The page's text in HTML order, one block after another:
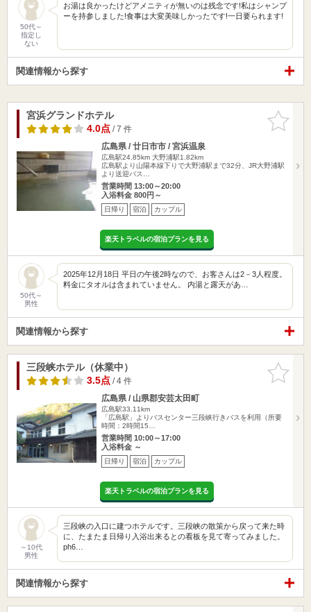
50代～
指定し
ない
お湯は良かったけどアメニティが無いのは残念です!私はシャンプ
ーを持参しました!食事は大変美味しかったです!一日要られます!
関連情報から探す
お気に入
りに追加
宮浜グランドホテル
4.0点/ 7 件
広島県 / 廿日市市 / 宮浜温泉
広島駅24.85km 大野浦駅1.82km
広島駅より山陽本線下りで大野浦駅まで32分、JR大野浦駅
より送迎バス…
営業時間 13:00～20:00
入浴料金 800円～
日帰り 宿泊 カップル
楽天トラベルの宿泊プランを見る
50代～
男性
2025年12月18日 平日の午後2時なので、お客さんは2－3人程度。
料金にタオルは含まれていません。 内湯と露天があ…
関連情報から探す
お気に入
りに追加
三段峡ホテル（休業中）
3.5点/ 4 件
広島県 / 山県郡安芸太田町
広島駅33.11km
「広島駅」よりバスセンター三段峡行きバスを利用（所要
時間：2時間15…
営業時間 10:00～17:00
入浴料金 ～
日帰り 宿泊 カップル
楽天トラベルの宿泊プランを見る
～10代
男性
三段峡の入口に建つホテルです。三段峡の散策から戻って来た時
に、たまたま日帰り入浴出来るとの看板を見て寄ってみました。
ph6…
関連情報から探す